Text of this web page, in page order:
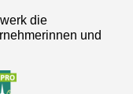
die
und